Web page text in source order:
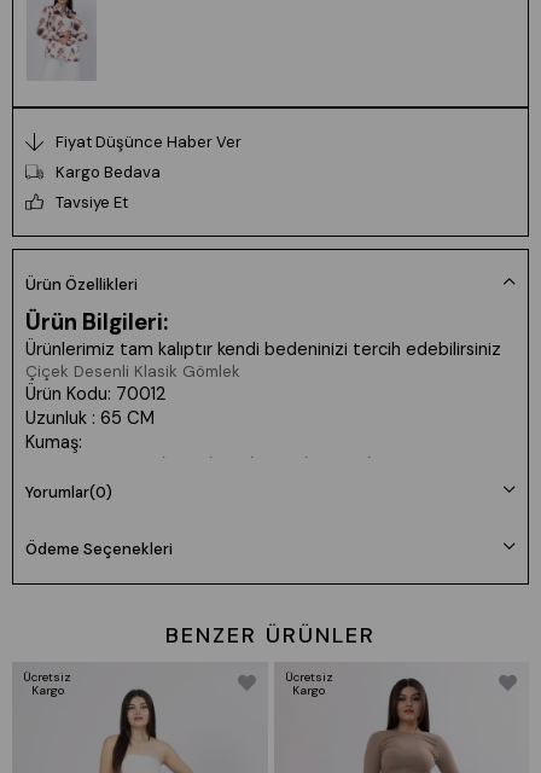
Fiyat Düşünce Haber Ver
Kargo Bedava
Tavsiye Et
Ürün Özellikleri
Ürün Bilgileri:
Ürünlerimiz tam kalıptır kendi bedeninizi tercih edebilirsiniz
Çiçek Desenli Klasik Gömlek
Ürün Kodu: 70012
Uzunluk : 65 CM
Kumaş:
Beden Bilgileri: S/36 M/38 L/40 XL/42 XXL/44
Yıkama Talimatı: Ürünün İç Etiket Bölümünde Gerekli Bilgi Yer
Prova Ürün Bilgileri:
Prova ürün bedeni: M/38
Model Bilgileri:
Boy: 170cm Kilo:62 Göğüs: 85cm Bel: 69cm Basen: 102cm
Ürün Beden Ölçü Bilgileri:
36/S Beden Göğüs: 83/90 Bel:67/74 Basen:91/98
Yorumlar(0)
Ödeme Seçenekleri
BENZER ÜRÜNLER
Ücretsiz
Kargo
Ücretsiz
Kargo